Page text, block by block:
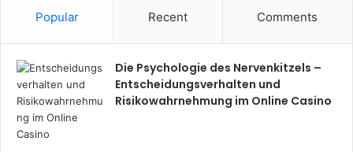
Popular Recent Comments
Die Psychologie des Nervenkitzels –
Entscheidungsverhalten und
Risikowahrnehmung im Online Casino